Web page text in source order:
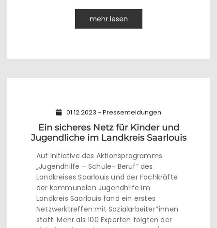
mehr lesen
01.12.2023 - Pressemeldungen
Ein sicheres Netz für Kinder und
Jugendliche im Landkreis Saarlouis
Auf Initiative des Aktionsprogramms
„Jugendhilfe – Schule- Beruf“ des
Landkreises Saarlouis und der Fachkräfte
der kommunalen Jugendhilfe im
Landkreis Saarlouis fand ein erstes
Netzwerktreffen mit Sozialarbeiter*innen
statt. Mehr als 100 Experten folgten der